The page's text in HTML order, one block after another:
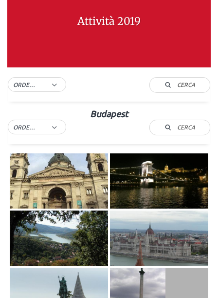
Attività 2019
ORDER BY DEFAULT CERCA
Budapest
ORDER BY DEFAULT CERCA